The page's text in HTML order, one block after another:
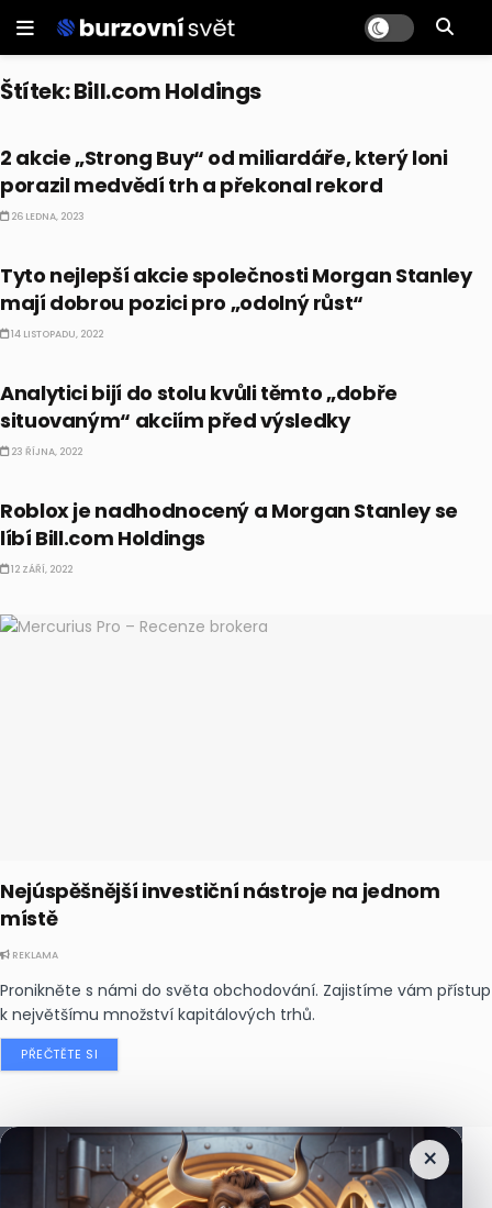
Štítek:Bill.com Holdings
2 akcie „Strong Buy“ od miliardáře, který loni
porazil medvědí trh a překonal rekord
26 LEDNA, 2023
Tyto nejlepší akcie společnosti Morgan Stanley
mají dobrou pozici pro „odolný růst“
14 LISTOPADU, 2022
Analytici bijí do stolu kvůli těmto „dobře
situovaným“ akciím před výsledky
23 ŘÍJNA, 2022
Roblox je nadhodnocený a Morgan Stanley se
líbí Bill.com Holdings
12 ZÁŘÍ, 2022
Nejúspěšnější investiční nástroje na jednom
místě
REKLAMA
Pronikněte s námi do světa obchodování. Zajistíme vám přístup
k největšímu množství kapitálových trhů.
PŘEČTĚTE SI
×
Nejčtenějšízprávy